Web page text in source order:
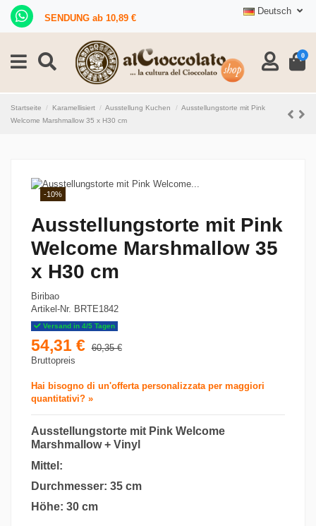
SENDUNG ab 10,89 €
Deutsch
0
Startseite Karamellisiert Ausstellung Kuchen
Ausstellungstorte mit Pink
Welcome Marshmallow 35 x H30 cm
-10%
Ausstellungstorte mit Pink
Welcome Marshmallow 35
x H30 cm
Biribao
Artikel-Nr. BRTE1842
Versand in 4/5 Tagen
54,31 € 60,35 €
Bruttopreis
Hai bisogno di un'offerta personalizzata per maggiori
quantitativi? »
Ausstellungstorte mit Pink Welcome
Marshmallow + Vinyl
Mittel:
Durchmesser: 35 cm
Höhe: 30 cm